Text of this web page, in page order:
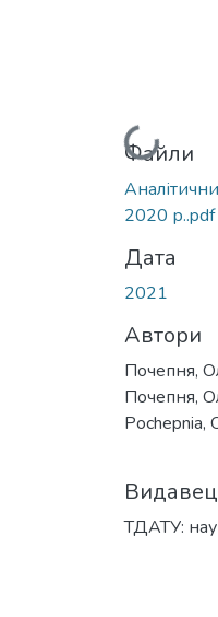
Вантажиться...
Файли
2020 р..pdf
Дата
2021
Автори
Почепня,
Почепня,
Pochepnia,
ТДАТУ: